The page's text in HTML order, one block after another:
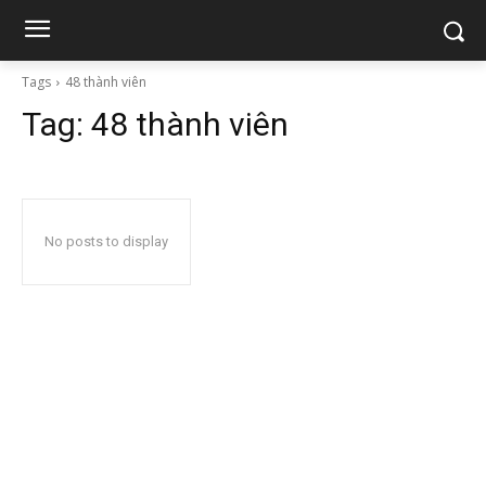
Tags 48 thành viên
Tag: 48 thành viên
No posts to display